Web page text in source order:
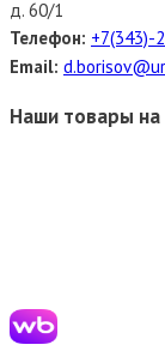
д. 60/1
Телефон: +7(343)-
Email:
Наши товары на